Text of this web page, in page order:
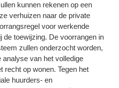
kunnen rekenen op een
verhuizen naar de private
voor werkende
de toewijzing. De voorrangen in
zullen onderzocht worden,
analyse van het volledige
recht op wonen. Tegen het
huurders- en